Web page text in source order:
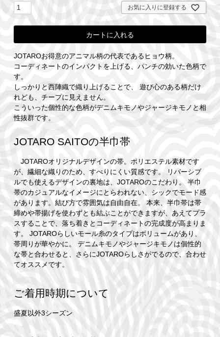
お気に入りに登録する
カートに入れる
JOTAROお得意のアニマル柄の代表であるヒョウ柄。
コーディネートのインパクトを上げる、パンチの効いた色柄で
す。
しっかりと西陣織で織り上げることで、 遊び心のある柄だけ
れども、チープに見えません。
こういった個性的な色柄がデニムキモノやジャージキモノと相
性抜群です。
JOTARO SAITOの半巾帯
JOTAROオリジナルデザインの帯。ポリエステル素材です
が、繊細な織りのため、すべりにくい質感です。 リバーシブ
ルでも使えるデザインの裏地は、JOTAROのこだわり。 半巾
帯のカジュアルなイメージにとらわれない、シックでモード感
があります。結び方で雰囲気は自由自在。 本来、半巾帯は帯
締めや帯揚げを使わずとも結ぶことができますが、あえてプラ
スすることで、落ち着きとコーディネートの完成度が高まりま
す。 JOTAROらしいモール糸のタイプはボリュームがあり、
帯周りが華やかに。 デニムキモノやジャージキモノは個性的
な帯と合わせると、さらにJOTAROらしさがでるので、合わせ
てオススメです。
ご着用時期について
盛夏以外3シーズン